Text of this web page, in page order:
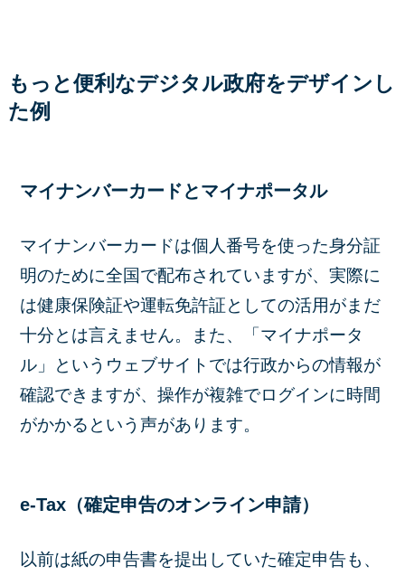
もっと便利なデジタル政府をデザインし
た例
マイナンバーカードとマイナポータル
マイナンバーカードは個人番号を使った身分証
明のために全国で配布されていますが、実際に
は健康保険証や運転免許証としての活用がまだ
十分とは言えません。また、「マイナポータ
ル」というウェブサイトでは行政からの情報が
確認できますが、操作が複雑でログインに時間
がかかるという声があります。
e-Tax（確定申告のオンライン申請）
以前は紙の申告書を提出していた確定申告も、